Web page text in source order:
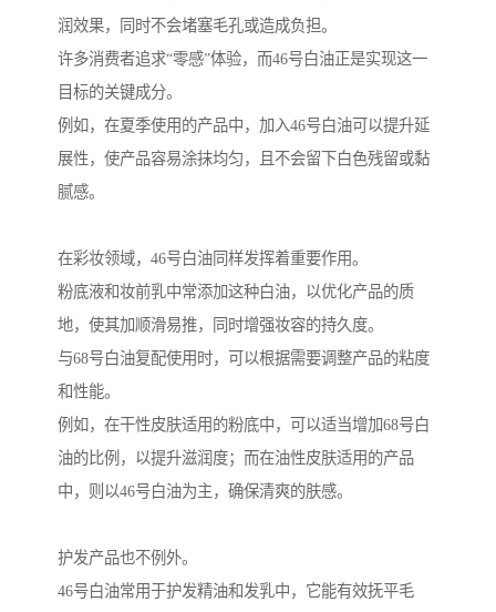
润效果，同时不会堵塞毛孔或造成负担。
许多消费者追求“零感”体验，而46号白油正是实现这一
目标的关键成分。
例如，在夏季使用的产品中，加入46号白油可以提升延
展性，使产品容易涂抹均匀，且不会留下白色残留或黏
腻感。
在彩妆领域，46号白油同样发挥着重要作用。
粉底液和妆前乳中常添加这种白油，以优化产品的质
地，使其加顺滑易推，同时增强妆容的持久度。
与68号白油复配使用时，可以根据需要调整产品的粘度
和性能。
例如，在干性皮肤适用的粉底中，可以适当增加68号白
油的比例，以提升滋润度；而在油性皮肤适用的产品
中，则以46号白油为主，确保清爽的肤感。
护发产品也不例外。
46号白油常用于护发精油和发乳中，它能有效抚平毛